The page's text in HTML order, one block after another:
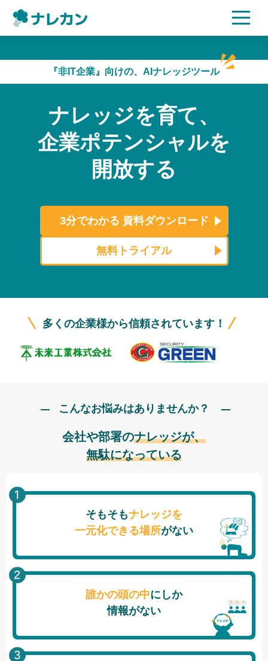
AI機能
ご利用企業様の声
セキュリティ
よくある質問
資料ダウンロード
ログイン
『非IT企業』向けの、AIナレッジツール
ナレッジを育て、
企業ポテンシャルを
開放する
3分でわかる 資料ダウンロード
無料トライアル
多くの企業様から信頼されています！
こんなお悩みはありませんか？
会社や部署のナレッジが、
無駄になっている
そもそもナレッジを
一元化できる場所がない
誰かの頭の中にしか
情報がない